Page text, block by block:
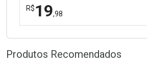
R$19,98
Laboratório
Por Menos
Produtos Recomendados